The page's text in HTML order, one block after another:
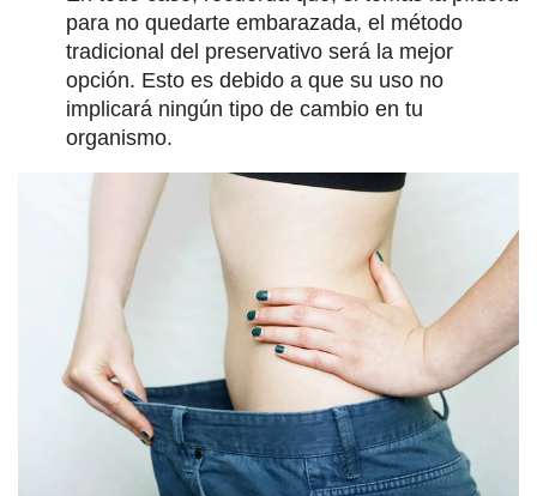
para no quedarte embarazada, el método
tradicional del preservativo será la mejor
opción. Esto es debido a que su uso no
implicará ningún tipo de cambio en tu
organismo.